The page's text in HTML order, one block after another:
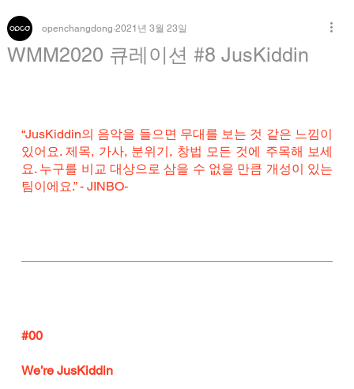
WMM2020 큐레이션 #8 JusKiddin
openchangdong 2021년 3월 23일
“JusKiddin의 음악을 들으면 무대를 보는 것 같은 느낌이
있어요. 제목, 가사, 분위기, 창법 모든 것에 주목해 보세
요. 누구를 비교 대상으로 삼을 수 없을 만큼 개성이 있는
팀이에요.” - JINBO-
#00
We’re JusKiddin